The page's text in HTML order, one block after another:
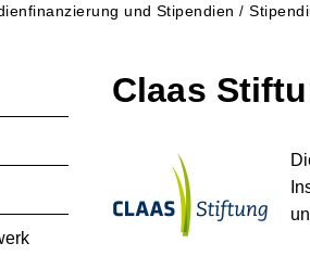
und Stipendien /
Claas